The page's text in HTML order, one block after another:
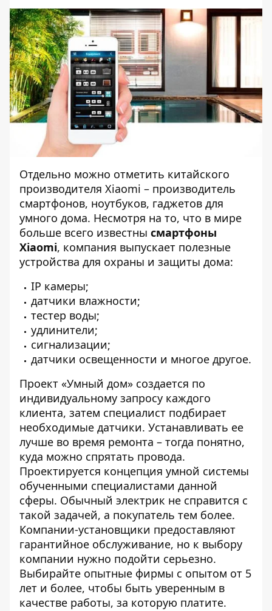
Отдельно можно отметить китайского
производителя Xiaomi – производитель
смартфонов, ноутбуков, гаджетов для
умного дома. Несмотря на то, что в мире
больше всего известны смартфоны
Xiaomi, компания выпускает полезные
устройства для охраны и защиты дома:
IP камеры;
датчики влажности;
тестер воды;
удлинители;
сигнализации;
датчики освещенности и многое другое.
Проект «Умный дом» создается по
индивидуальному запросу каждого
клиента, затем специалист подбирает
необходимые датчики. Устанавливать ее
лучше во время ремонта – тогда понятно,
куда можно спрятать провода.
Проектируется концепция умной системы
обученными специалистами данной
сферы. Обычный электрик не справится с
такой задачей, а покупатель тем более.
Компании-установщики предоставляют
гарантийное обслуживание, но к выбору
компании нужно подойти серьезно.
Выбирайте опытные фирмы с опытом от 5
лет и более, чтобы быть уверенным в
качестве работы, за которую платите.